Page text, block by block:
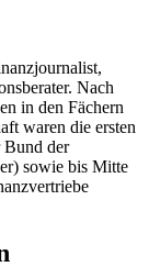
Nach
in den Fächern
waren die ersten
Bund der
sowie bis Mitte